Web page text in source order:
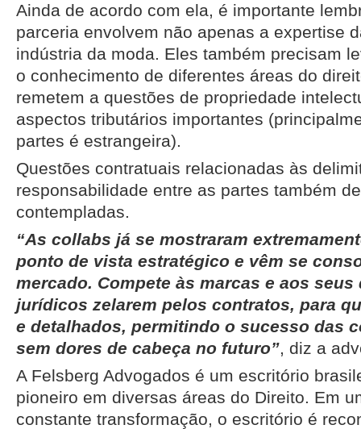
Ainda de acordo com ela, é importante
parceria envolvem não apenas a expertise
indústria da moda. Eles também precisam
o conhecimento de diferentes áreas do
remetem a questões de propriedade
aspectos tributários importantes
partes é estrangeira).
Questões contratuais relacionadas às
responsabilidade entre as partes também
contempladas.
“As collabs já se mostraram
ponto de vista estratégico e vêm se
mercado. Compete às marcas e aos seus
jurídicos zelarem pelos contratos, para
e detalhados, permitindo o sucesso das
sem dores de cabeça no futuro”, diz a
A Felsberg Advogados é um escritório
pioneiro em diversas áreas do Direito. Em
constante transformação, o escritório é